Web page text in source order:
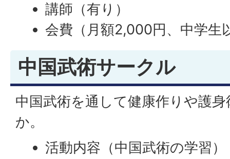
講師（有り）
会費（月額2,000円、中学生
中国武術サークル
中国武術を通して健康作りや護
か。
活動内容（中国武術の学習）